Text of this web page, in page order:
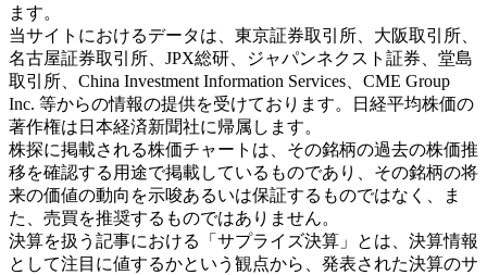
ます。
当サイトにおけるデータは、東京証券取引所、大阪取引所、
名古屋証券取引所、JPX総研、ジャパンネクスト証券、堂島
取引所、China Investment Information Services、CME Group
Inc. 等からの情報の提供を受けております。日経平均株価の
著作権は日本経済新聞社に帰属します。
株探に掲載される株価チャートは、その銘柄の過去の株価推
移を確認する用途で掲載しているものであり、その銘柄の将
来の価値の動向を示唆あるいは保証するものではなく、ま
た、売買を推奨するものではありません。
決算を扱う記事における「サプライズ決算」とは、決算情報
として注目に値するかという観点から、発表された決算のサ